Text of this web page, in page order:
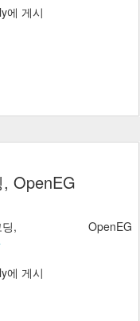
에 게시
OpenEG
OpenEG
에 게시